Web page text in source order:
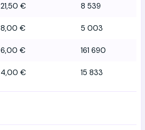
21,50 € 8 539
8,00 € 5 003
6,00 € 161 690
4,00 € 15 833